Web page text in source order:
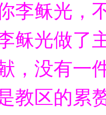
李稣光，
稣光做了
，没有一
教区的累